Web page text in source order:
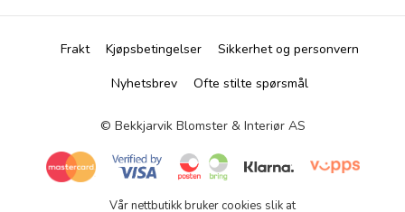
Frakt Kjøpsbetingelser
Sikkerhet og personvern
Nyhetsbrev
Ofte stilte spørsmål
© Bekkjarvik Blomster & Interiør AS
Vår nettbutikk bruker cookies slik at